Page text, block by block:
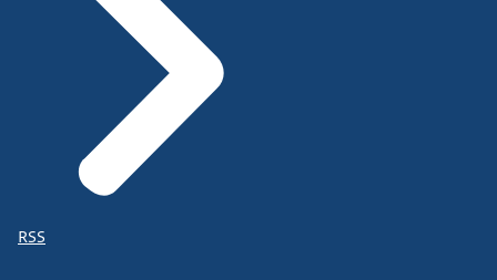
RSS